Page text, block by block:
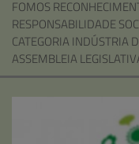
FOMOS
RESPONSABILIDADE
CATEGORIA INDÚSTRIA
ASSEMBLEIA